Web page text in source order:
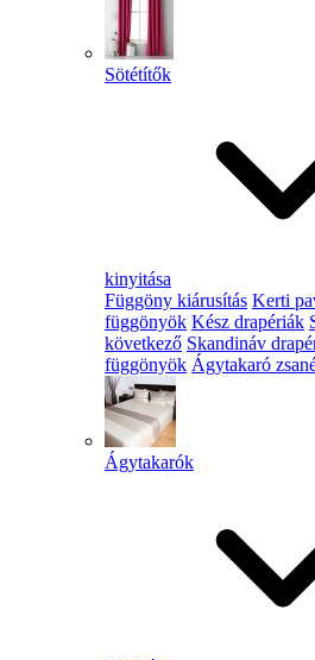
Sötétítők
kinyitása
Függöny kiárusítás Kerti
függönyök Kész drapériák
következő Skandináv
függönyök Ágytakaró
Ágytakarók